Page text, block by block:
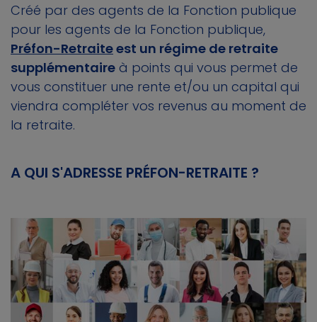
Créé par des agents de la Fonction publique
pour les agents de la Fonction publique,
Préfon-Retraiteest un régime de retraite
supplémentaire à points qui vous permet de
vous constituer une rente et/ou un capital qui
viendra compléter vos revenus au moment de
la retraite.
A QUI S'ADRESSE PRÉFON-RETRAITE ?